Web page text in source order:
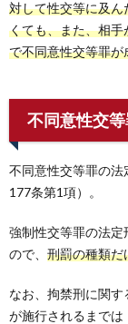
対して性交等に及
くても、また、相
で不同意性交等罪が
不同意性交
不同意性交等罪の法
177条第1項）。
強制性交等罪の法
ので、 刑罰の種類だ
なお、拘禁刑に関
が施行されるまでは